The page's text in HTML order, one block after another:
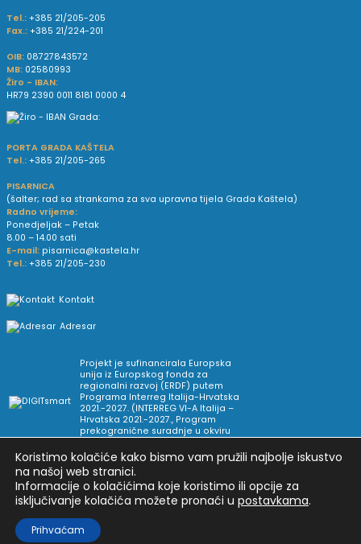
Tel.: +385 21/205-205
Fax.: +385 21/224-201
OIB: 08727843572
MB: 02580993
Žiro - IBAN:
HR79 2390 0011 8181 0000 4
PORTA GRADA KAŠTELA
Tel.: +385 21/205-265
PISARNICA
(šalter; rad sa strankama za sva upravna tijela Grada Kaštela)
Radno vrijeme:
Ponedjeljak – Petak
8.00 – 14.00 sati
E-mail: pisarnica@kastela.hr
Tel.: +385 21/205-230
Kontakt
Adresar
Projekt je sufinancirala Europska
unija iz Europskog fonda za
regionalni razvoj (ERDF) putem
Programa Interreg Italija-Hrvatska
2021.-2027. (INTERREG VI-A Italija –
Hrvatska 2021.-2027., Program
prekogranične suradnje u okviru
Arhiva novosti Uvjeti korištenja Impressum
Pravne informacije i pravila privatnosti
Koristimo kolačiće kako bismo vam pružili najbolje iskustvo
na našoj web stranici.
Informacije o kolačićima koje koristimo ili opcije za
isključivanje kolačića možete pronaći u postavkama.
Prihvaćam